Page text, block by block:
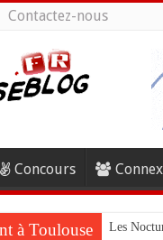
Contactez-nous
Concours
à Toulouse Les